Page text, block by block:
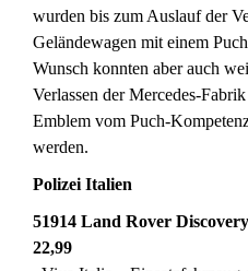
wurden bis zum Auslauf der
Geländewagen mit einem
Wunsch konnten aber auch
Verlassen der Mercedes-
Emblem vom Puch-
werden.
Polizei Italien
51914 Land Rover
22,99